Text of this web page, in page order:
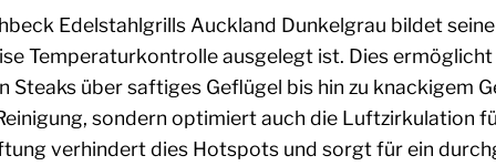
Edelstahlgrills Auckland Dunkelgrau bildet
Temperaturkontrolle ausgelegt ist. Dies
Steaks über saftiges Geflügel bis hin zu knackigem
sondern optimiert auch die Luftzirkulation
verhindert dies Hotspots und sorgt für ein